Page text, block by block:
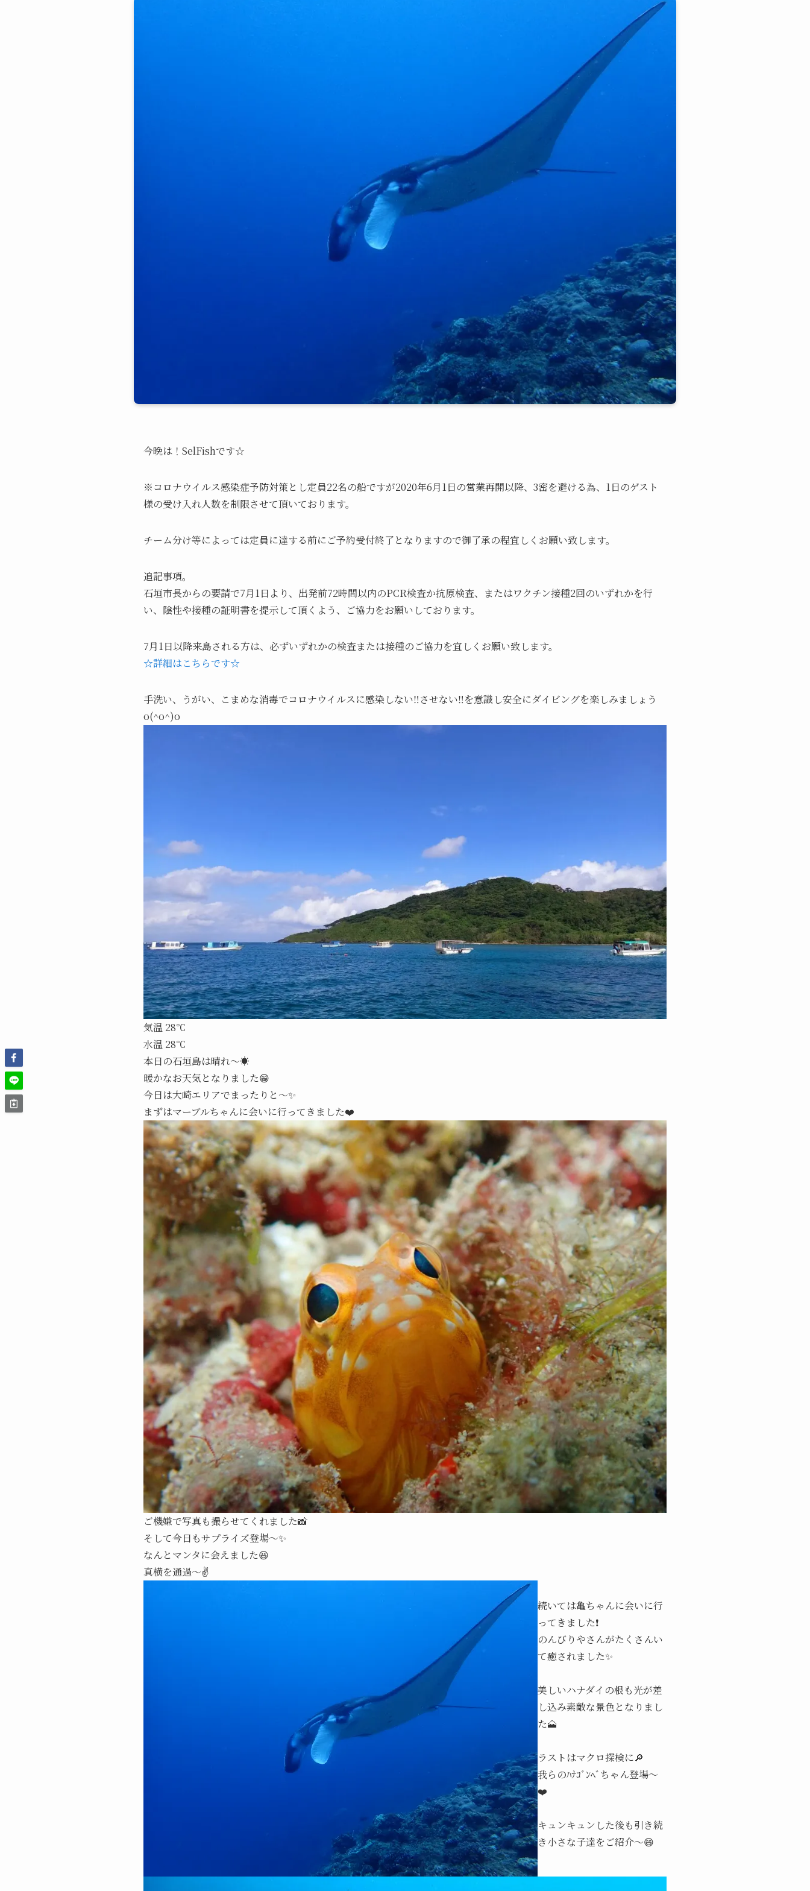
今晩は！SelFishです☆
※コロナウイルス感染症予防対策とし定員22名の船ですが2020年6月1日の営業再開以降、3密を避ける為、1日のゲスト
様の受け入れ人数を制限させて頂いております。
チーム分け等によっては定員に達する前にご予約受付終了となりますので御了承の程宜しくお願い致します。
追記事項。
石垣市長からの要請で7月1日より、出発前72時間以内のPCR検査か抗原検査、またはワクチン接種2回のいずれかを行
い、陰性や接種の証明書を提示して頂くよう、ご協力をお願いしております。
7月1日以降来島される方は、必ずいずれかの検査または接種のご協力を宜しくお願い致します。
☆詳細はこちらです☆
手洗い、うがい、こまめな消毒でコロナウイルスに感染しない‼️させない‼️を意識し安全にダイビングを楽しみましょう
o(^o^)o
気温 28℃
水温 28℃
本日の石垣島は晴れ～☀️
暖かなお天気となりました😁
今日は大崎エリアでまったりと～✨
まずはマーブルちゃんに会いに行ってきました❤️
ご機嫌で写真も撮らせてくれました📸
そして今日もサプライズ登場～✨
なんとマンタに会えました😆
真横を通過～✌️
続いては亀ちゃんに会いに行
ってきました❗
のんびりやさんがたくさんい
て癒されました✨
美しいハナダイの根も光が差
し込み素敵な景色となりまし
た🗻
ラストはマクロ探検に🔎
我らのﾊﾅｺﾞﾝﾍﾞちゃん登場～
❤️
キュンキュンした後も引き続
き小さな子達をご紹介～😄